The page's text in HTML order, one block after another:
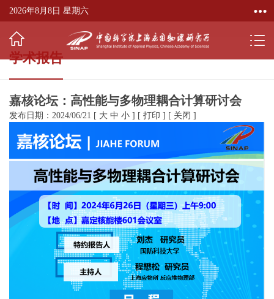
2026年8月8日 星期六
学术报告
嘉核论坛：高性能与多物理耦合计算研讨会
发布日期：2024/06/21 [ 大 中 小 ] [ 打印 ] [ 关闭 ]